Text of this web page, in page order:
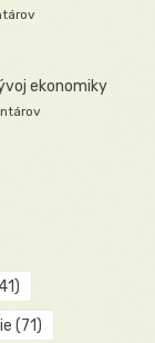
ekonomiky
(71)